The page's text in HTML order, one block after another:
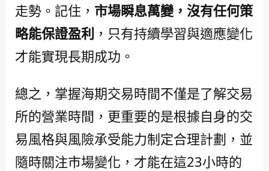
走勢。記住， 市場瞬息萬變，沒有任何策
略能保證盈利 ，只有持續學習與適應變化
才能實現長期成功。
總之，掌握海期交易時間不僅是了解交易
所的營業時間，更重要的是根據自身的交
易風格與風險承受能力制定合理計劃，並
隨時關注市場變化，才能在這23小時的